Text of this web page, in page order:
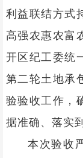
利益联结方式
高强农惠农富
开区纪工委统
第二轮土地承
验验收工作，
据准确、落实
本次验收